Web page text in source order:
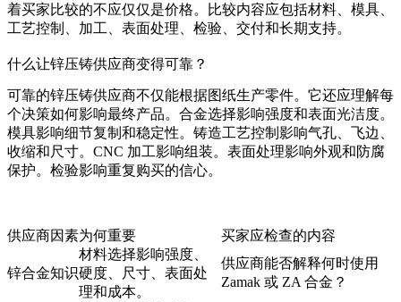
着买家比较的不应仅仅是价格。比较内容应包括材料、模具、
工艺控制、加工、表面处理、检验、交付和长期支持。
什么让锌压铸供应商变得可靠？
可靠的锌压铸供应商不仅能根据图纸生产零件。它还应理解每
个决策如何影响最终产品。合金选择影响强度和表面光洁度。
模具影响细节复制和稳定性。铸造工艺控制影响气孔、飞边、
收缩和尺寸。CNC 加工影响组装。表面处理影响外观和防腐
保护。检验影响重复购买的信心。
供应商因素为何重要 买家应检查的内容
锌合金知识
材料选择影响强度、
硬度、尺寸、表面处
理和成本。
供应商能否解释何时使用
Zamak 或 ZA 合金？